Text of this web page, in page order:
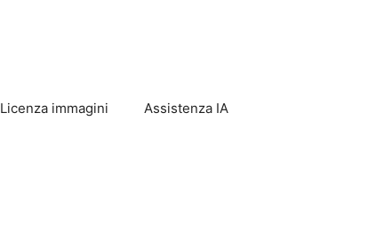
Licenza immagini Assistenza IA